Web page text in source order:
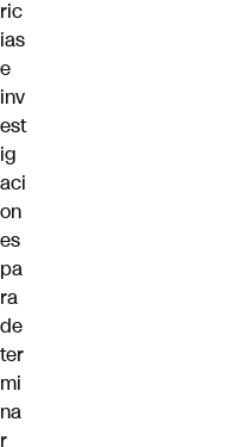
ric
ias
e
inv
est
ig
aci
on
es
pa
ra
de
ter
mi
na
r